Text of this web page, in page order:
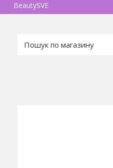
BeautySVE